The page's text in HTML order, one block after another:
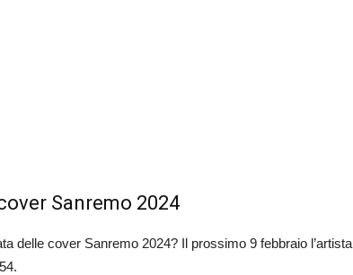
Sanremo 2024
delle cover Sanremo 2024? Il prossimo 9 febbraio l’artista